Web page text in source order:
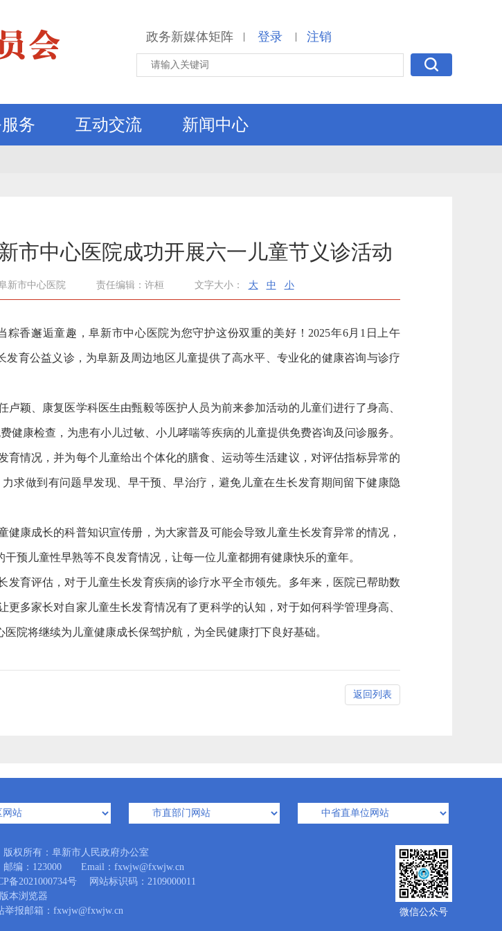
政务新媒体矩阵 | 登录 | 注销
务 互动交流 新闻中心
中心医院成功开展六一儿童节义诊活动
新市中心医院 责任编辑：许桓 文字大小： 大 中 小
邂逅童趣，阜新市中心医院为您守护这份双重的美好！2025年6月1日上午
育公益义诊，为阜新及周边地区儿童提供了高水平、专业化的健康咨询与诊疗
、康复医学科医生由甄毅等医护人员为前来参加活动的儿童们进行了身高、
康检查，为患有小儿过敏、小儿哮喘等疾病的儿童提供免费咨询及问诊服务。
情况，并为每个儿童给出个体化的膳食、运动等生活建议，对评估指标异常的
求做到有问题早发现、早干预、早治疗，避免儿童在生长发育期间留下健康隐
成长的科普知识宣传册，为大家普及可能会导致儿童生长发育异常的情况，
预儿童性早熟等不良发育情况，让每一位儿童都拥有健康快乐的童年。
育评估，对于儿童生长发育疾病的诊疗水平全市领先。多年来，医院已帮助数
多家长对自家儿童生长发育情况有了更科学的认知，对于如何科学管理身高、
院将继续为儿童健康成长保驾护航，为全民健康打下良好基础。
返回列表
权所有：阜新市人民政府办公室
编：123000 Email：fxwjw@fxwjw.cn
备2021000734号 网站标识码：2109000011
本浏览器
举报邮箱：fxwjw@fxwjw.cn
微信公众号